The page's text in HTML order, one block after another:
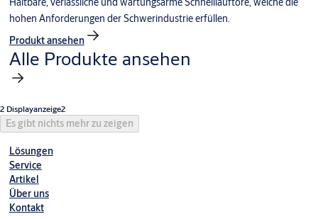
hohen Anforderungen der Schwerindustrie erfüllen.
Produkt ansehen
Alle Produkte ansehen
2 Displayanzeige2
Es gibt nichts mehr zu zeigen
Lösungen
Service
Artikel
Über uns
Kontakt